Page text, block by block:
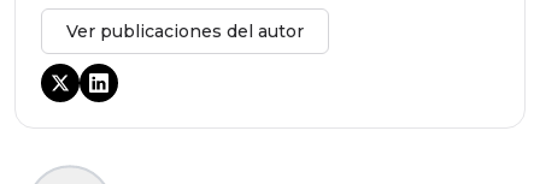
Ver publicaciones del autor